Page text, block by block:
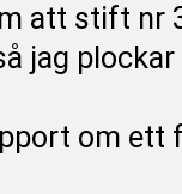
att stift nr
jag
om ett